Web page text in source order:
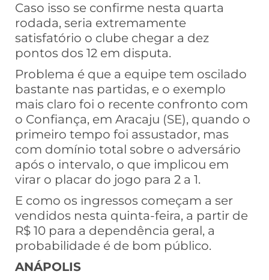
Caso isso se confirme nesta quarta
rodada, seria extremamente
satisfatório o clube chegar a dez
pontos dos 12 em disputa.
Problema é que a equipe tem oscilado
bastante nas partidas, e o exemplo
mais claro foi o recente confronto com
o Confiança, em Aracaju (SE), quando o
primeiro tempo foi assustador, mas
com domínio total sobre o adversário
após o intervalo, o que implicou em
virar o placar do jogo para 2 a 1.
E como os ingressos começam a ser
vendidos nesta quinta-feira, a partir de
R$ 10 para a dependência geral, a
probabilidade é de bom público.
ANÁPOLIS